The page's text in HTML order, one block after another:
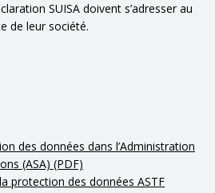
SUISA doivent s’adresser au
de leur société.
des données dans l’Administration
(ASA) (PDF)
protection des données ASTF